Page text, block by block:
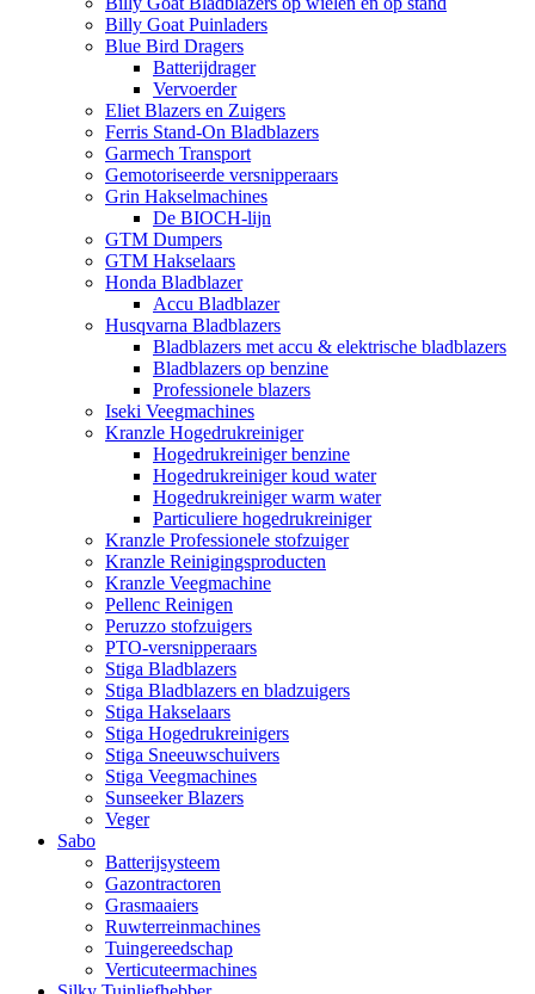
Billy Goat Puinladers
Blue Bird Dragers
Batterijdrager
Vervoerder
Eliet Blazers en Zuigers
Ferris Stand-On Bladblazers
Garmech Transport
Gemotoriseerde versnipperaars
Grin Hakselmachines
De BIOCH-lijn
GTM Dumpers
GTM Hakselaars
Honda Bladblazer
Accu Bladblazer
Husqvarna Bladblazers
Bladblazers met accu & elektrische bladblazers
Bladblazers op benzine
Professionele blazers
Iseki Veegmachines
Kranzle Hogedrukreiniger
Hogedrukreiniger benzine
Hogedrukreiniger koud water
Hogedrukreiniger warm water
Particuliere hogedrukreiniger
Kranzle Professionele stofzuiger
Kranzle Reinigingsproducten
Kranzle Veegmachine
Pellenc Reinigen
Peruzzo stofzuigers
PTO-versnipperaars
Stiga Bladblazers
Stiga Bladblazers en bladzuigers
Stiga Hakselaars
Stiga Hogedrukreinigers
Stiga Sneeuwschuivers
Stiga Veegmachines
Sunseeker Blazers
Veger
Sabo
Batterijsysteem
Gazontractoren
Grasmaaiers
Ruwterreinmachines
Tuingereedschap
Verticuteermachines